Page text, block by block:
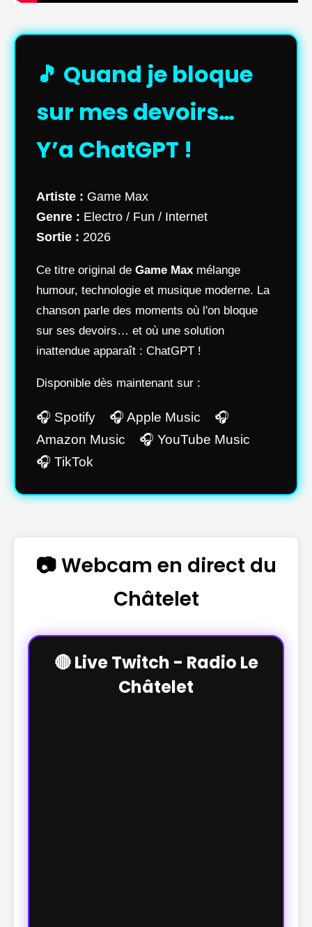
🎵 Quand je bloque
sur mes devoirs…
Y’a ChatGPT !
Artiste : Game Max
Genre : Electro / Fun / Internet
Sortie : 2026
Ce titre original de Game Max mélange
humour, technologie et musique moderne. La
chanson parle des moments où l'on bloque
sur ses devoirs… et où une solution
inattendue apparaît : ChatGPT !
Disponible dès maintenant sur :
🎧 Spotify 🎧 Apple Music 🎧
Amazon Music 🎧 YouTube Music
🎧 TikTok
📷 Webcam en direct du
Châtelet
🔴 Live Twitch - Radio Le
Châtelet